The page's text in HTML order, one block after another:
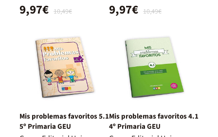
10,49€
9,97€ 10,49€
9,97€
Mis problemas favoritos 5.1
5º Primaria GEU
Mis problemas favoritos 4.1
4º Primaria GEU